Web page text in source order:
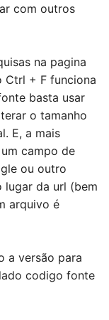
com outros
na pagina
Ctrl + F funciona
basta usar
o tamanho
E, a mais
campo de
ou outro
lugar da url (bem
arquivo é
a versão para
codigo fonte